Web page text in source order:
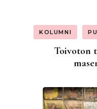
KOLUMNI
Toivoton